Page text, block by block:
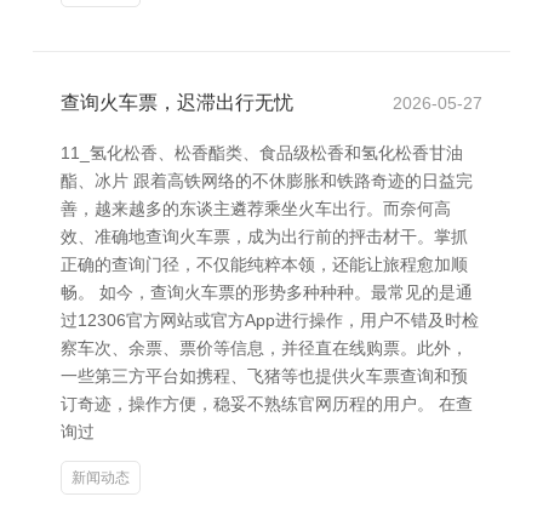
查询火车票，迟滞出行无忧 2026-05-27
11_氢化松香、松香酯类、食品级松香和氢化松香甘油
酯、冰片 跟着高铁网络的不休膨胀和铁路奇迹的日益完
善，越来越多的东谈主遴荐乘坐火车出行。而奈何高
效、准确地查询火车票，成为出行前的抨击材干。掌抓
正确的查询门径，不仅能纯粹本领，还能让旅程愈加顺
畅。 如今，查询火车票的形势多种种种。最常见的是通
过12306官方网站或官方App进行操作，用户不错及时检
察车次、余票、票价等信息，并径直在线购票。此外，
一些第三方平台如携程、飞猪等也提供火车票查询和预
订奇迹，操作方便，稳妥不熟练官网历程的用户。 在查
询过
新闻动态